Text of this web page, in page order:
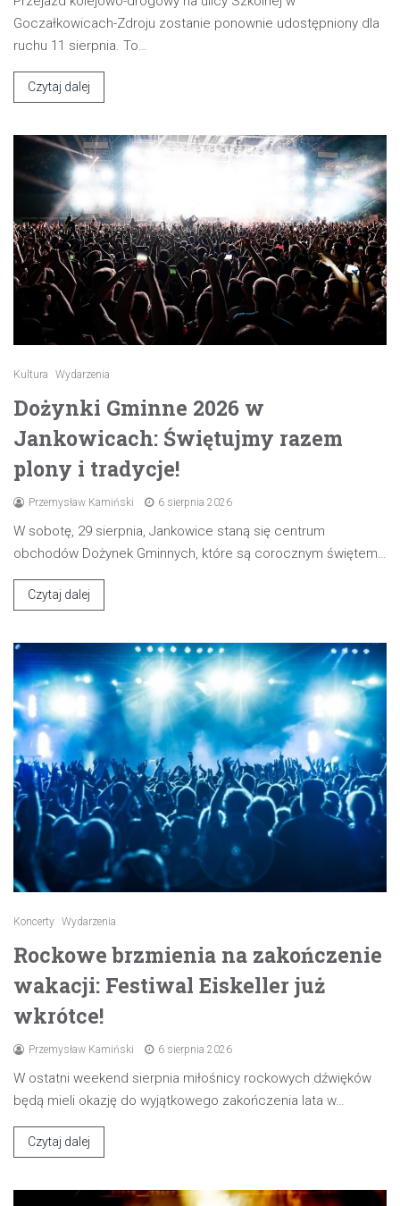
Goczałkowicach-Zdroju zostanie ponownie udostępniony dla
ruchu 11 sierpnia. To…
Czytaj dalej
Kultura Wydarzenia
Dożynki Gminne 2026 w
Jankowicach: Świętujmy razem
plony i tradycje!
Przemysław Kamiński 6 sierpnia 2026
W sobotę, 29 sierpnia, Jankowice staną się centrum
obchodów Dożynek Gminnych, które są corocznym świętem…
Czytaj dalej
Koncerty Wydarzenia
Rockowe brzmienia na zakończenie
wakacji: Festiwal Eiskeller już
wkrótce!
Przemysław Kamiński 6 sierpnia 2026
W ostatni weekend sierpnia miłośnicy rockowych dźwięków
będą mieli okazję do wyjątkowego zakończenia lata w…
Czytaj dalej